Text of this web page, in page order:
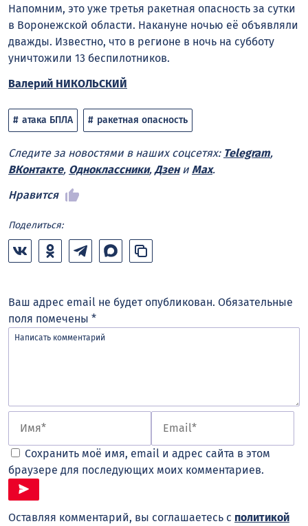
Напомним, это уже третья ракетная опасность за сутки
в Воронежской области. Накануне ночью её объявляли
дважды. Известно, что в регионе в ночь на субботу
уничтожили 13 беспилотников.
Валерий НИКОЛЬСКИЙ
атака БПЛА ракетная опасность
Следите за новостями в наших соцсетях: Telegram,
ВКонтакте, Одноклассники, Дзени Max.
Нравится
Поделиться:
Ваш адрес email не будет опубликован. Обязательные
поля помечены *
Сохранить моё имя, email и адрес сайта в этом
браузере для последующих моих комментариев.
Оставляя комментарий, вы соглашаетесь с политикой